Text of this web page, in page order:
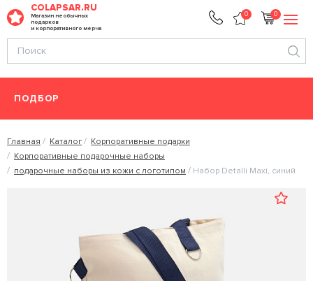
COLAPSAR.RU
Магазин необычных
подарков
и корпоративного мерча
0 0
ПОДБОР
Главная Каталог
Корпоративные подарки
Корпоративные подарочные наборы
подарочные наборы из кожи с логотипом
Набор Detalli Maxi, синий